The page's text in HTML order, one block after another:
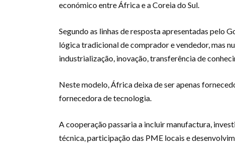
económico entre África e a Coreia do Sul.
Segundo as linhas de resposta apresentadas pelo
lógica tradicional de comprador e vendedor, mas
industrialização, inovação, transferência de
Neste modelo, África deixa de ser apenas
fornecedora de tecnologia.
A cooperação passaria a incluir manufactura,
técnica, participação das PME locais e